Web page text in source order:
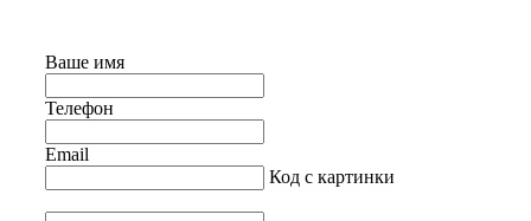
Ваше имя
Телефон
Email
Код с картинки